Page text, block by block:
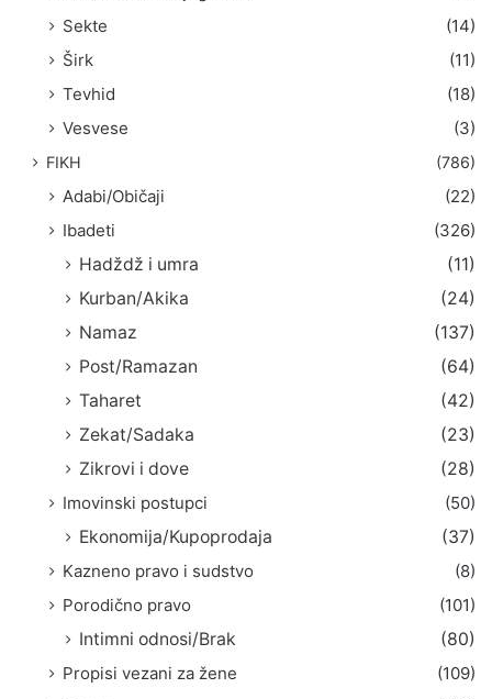
Sekte
(14)
Širk
(11)
Tevhid
(18)
Vesvese
(3)
FIKH (786)
Adabi/Običaji
(22)
Ibadeti
(326)
Hadždž i umra
(11)
Kurban/Akika
(24)
Namaz
(137)
Post/Ramazan
(64)
Taharet
(42)
Zekat/Sadaka
(23)
Zikrovi i dove
(28)
Imovinski postupci
(50)
Ekonomija/Kupoprodaja
(37)
Kazneno pravo i sudstvo
(8)
Porodično pravo
(101)
Intimni odnosi/Brak
(80)
Propisi vezani za žene
(109)